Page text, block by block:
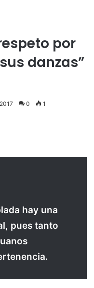
por
danzas”
0 1
hay una
pues tanto